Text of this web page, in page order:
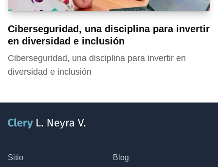
Ciberseguridad, una disciplina para invertir
en diversidad e inclusión
Ciberseguridad, una disciplina para invertir en
diversidad e inclusión
Sitio Blog